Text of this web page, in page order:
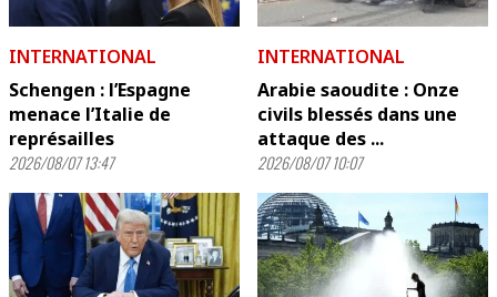
INTERNATIONAL
Schengen : l’Espagne
menace l’Italie de
représailles
2026/08/07 13:47
INTERNATIONAL
Arabie saoudite : Onze
civils blessés dans une
attaque des ...
2026/08/07 10:07